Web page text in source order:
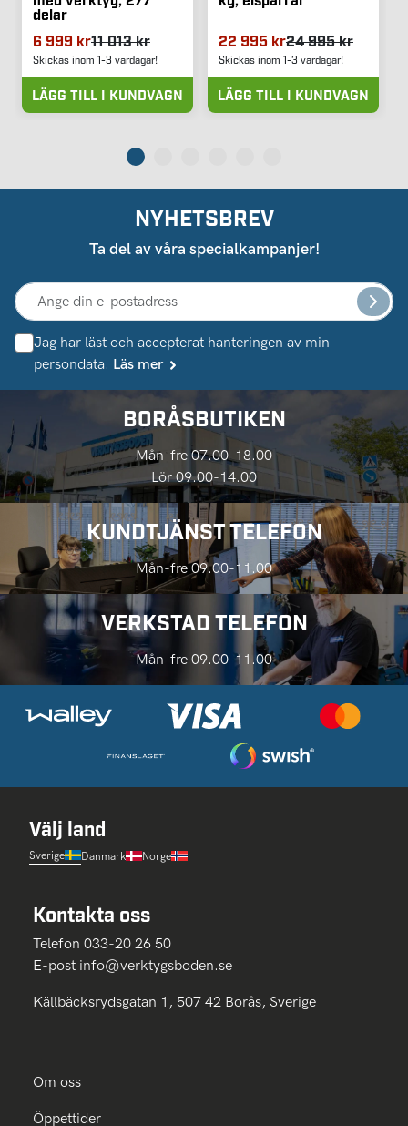
delar
6 999 kr11 013 kr
Skickas inom 1-3 vardagar!
LÄGG TILL I KUNDVAGN
22 995 kr24 995 kr
Skickas inom 1-3 vardagar!
LÄGG TILL I KUNDVAGN
NYHETSBREV
Ta del av våra specialkampanjer!
Jag har läst och accepterat hanteringen av min
persondata. Läs mer
BORÅSBUTIKEN
Mån-fre 07.00-18.00
Lör 09.00-14.00
KUNDTJÄNST TELEFON
Mån-fre 09.00-11.00
VERKSTAD TELEFON
Mån-fre 09.00-11.00
Välj land
Sverige Danmark Norge
Kontakta oss
Telefon 033-20 26 50
E-post info@verktygsboden.se
Källbäcksrydsgatan 1, 507 42 Borås, Sverige
Om oss
Öppettider